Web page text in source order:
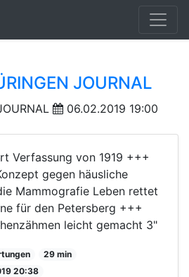
JOURNAL
06.02.2019 19:00
Verfassung von 1919 +++
gegen häusliche
Mammografie Leben rettet
für den Petersberg +++
leicht gemacht 3"
29 min
20:38